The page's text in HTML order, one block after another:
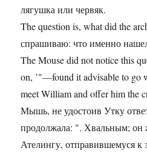
лягушка или червяк.
The question is, what did the
спрашиваю: что именно
The Mouse did not notice this
on, ’"—found it advisable to go
meet William and offer him the
Мышь, не удостоив Утку
продолжала: ". Хвальным; он
Ателингу, отправившемуся к